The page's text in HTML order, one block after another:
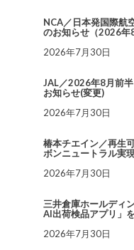
NCA／日本発国際航
のお知らせ（2026
2026年7月30日
JAL／2026年8月前
お知らせ(変更)
2026年7月30日
椿本チエイン／再生
ボンニュートラル実
2026年7月30日
三井倉庫ホールディ
AI出荷検品アプリ」
2026年7月30日